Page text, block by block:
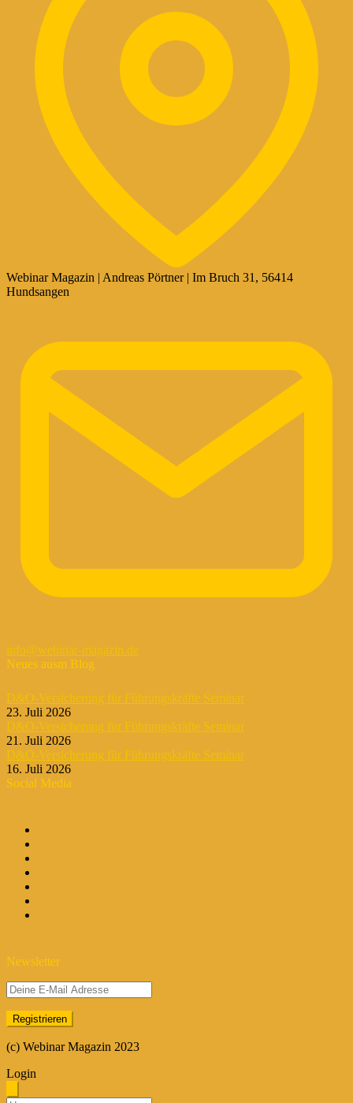
Webinar Magazin | Andreas Pörtner | Im Bruch 31, 56414
Hundsangen
info@webinar-magazin.de
Neues ausm Blog
D&O-Versicherung für Führungskräfte Seminar
23. Juli 2026
D&O-Versicherung für Führungskräfte Seminar
21. Juli 2026
D&O-Versicherung für Führungskräfte Seminar
16. Juli 2026
Social Media
Newsletter
(c) Webinar Magazin 2023
Login